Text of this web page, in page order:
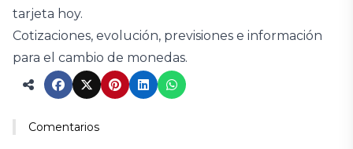
tarjeta hoy.
Cotizaciones, evolución, previsiones e información
para el cambio de monedas.
Comentarios